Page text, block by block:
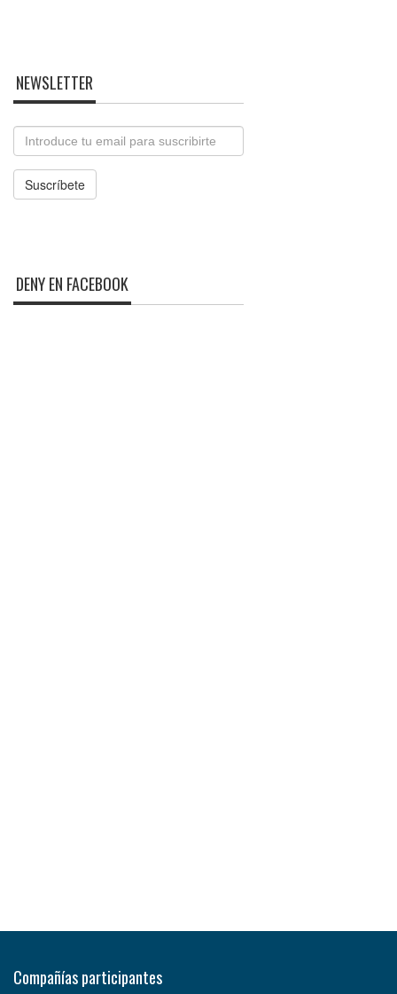
NEWSLETTER
Email
Suscríbete
DENY EN FACEBOOK
Compañías participantes